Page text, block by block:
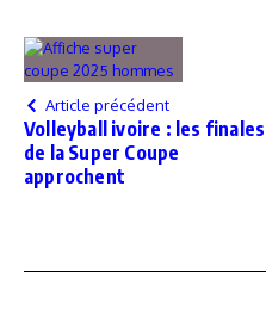
Article précédent
Volleyball ivoire : les finales
de la Super Coupe
approchent